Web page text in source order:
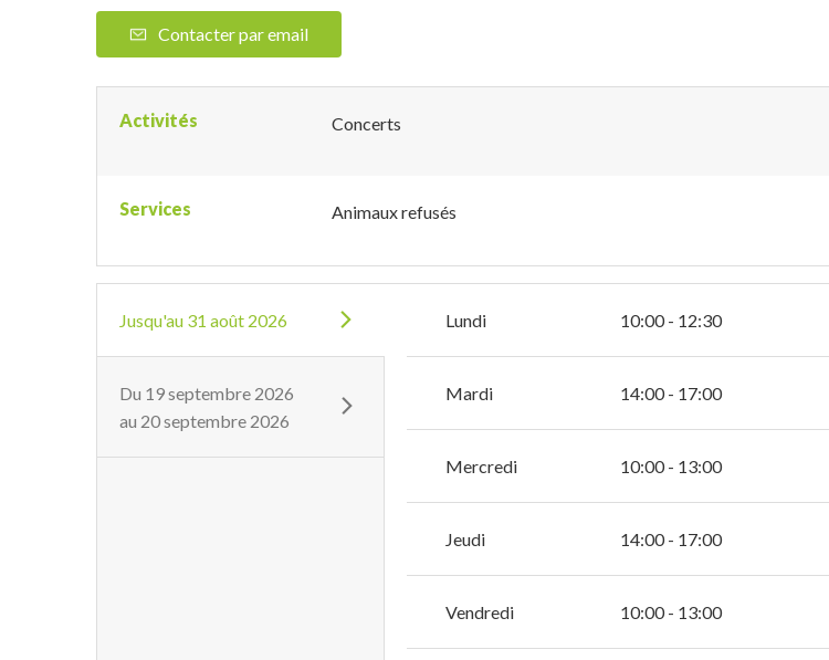
Contacter par email
Activités Concerts
Services Animaux refusés
Jusqu'au 31 août 2026
Du 19 septembre 2026
au 20 septembre 2026
Lundi 10:00 - 12:30
Mardi 14:00 - 17:00
Mercredi 10:00 - 13:00
Jeudi 14:00 - 17:00
Vendredi 10:00 - 13:00